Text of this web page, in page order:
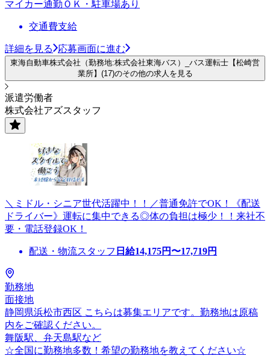
マイカー通勤ＯＫ・駐車場あり
交通費支給
詳細を見る 応募画面に進む
東海自動車株式会社（勤務地:株式会社東海バス）_バス運転士【松崎営
業所】(17)のその他の求人を見る
派遣労働者
株式会社アズスタッフ
＼ミドル・シニア世代活躍中！！／普通免許でOK！《配送
ドライバー》運転に集中できる◎体の負担は極少！！来社不
要・電話登録OK！
配送・物流スタッフ 日給14,175円〜17,719円
勤務地
面接地
静岡県浜松市西区 こちらは募集エリアです。勤務地は原稿
内をご確認ください。
舞阪駅、弁天島駅など
☆全国に勤務地多数！希望の勤務地を教えてください☆